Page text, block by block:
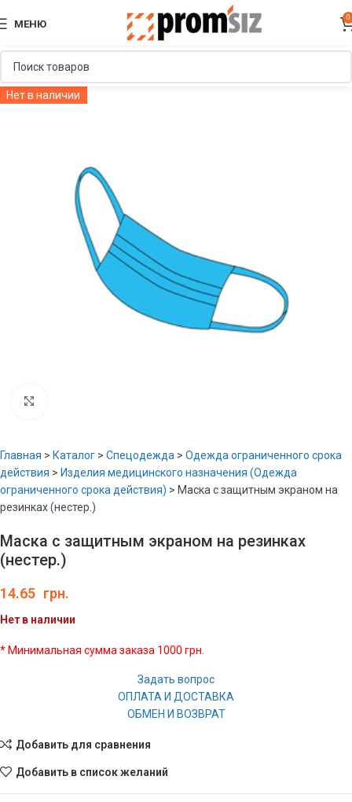
МЕНЮ
0
Нет в наличии
Главная > Каталог > Спецодежда > Одежда ограниченного срока
действия > Изделия медицинского назначения (Одежда
ограниченного срока действия) > Маска с защитным экраном на
резинках (нестер.)
Маска с защитным экраном на резинках
(нестер.)
14.65 грн.
Нет в наличии
* Минимальная сумма заказа 1000 грн.
Задать вопрос
ОПЛАТА И ДОСТАВКА
ОБМЕН И ВОЗВРАТ
Добавить для сравнения
Добавить в список желаний